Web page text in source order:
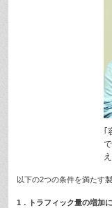
｢
以下の2つの条件を満たす
1．トラフィック量の増加